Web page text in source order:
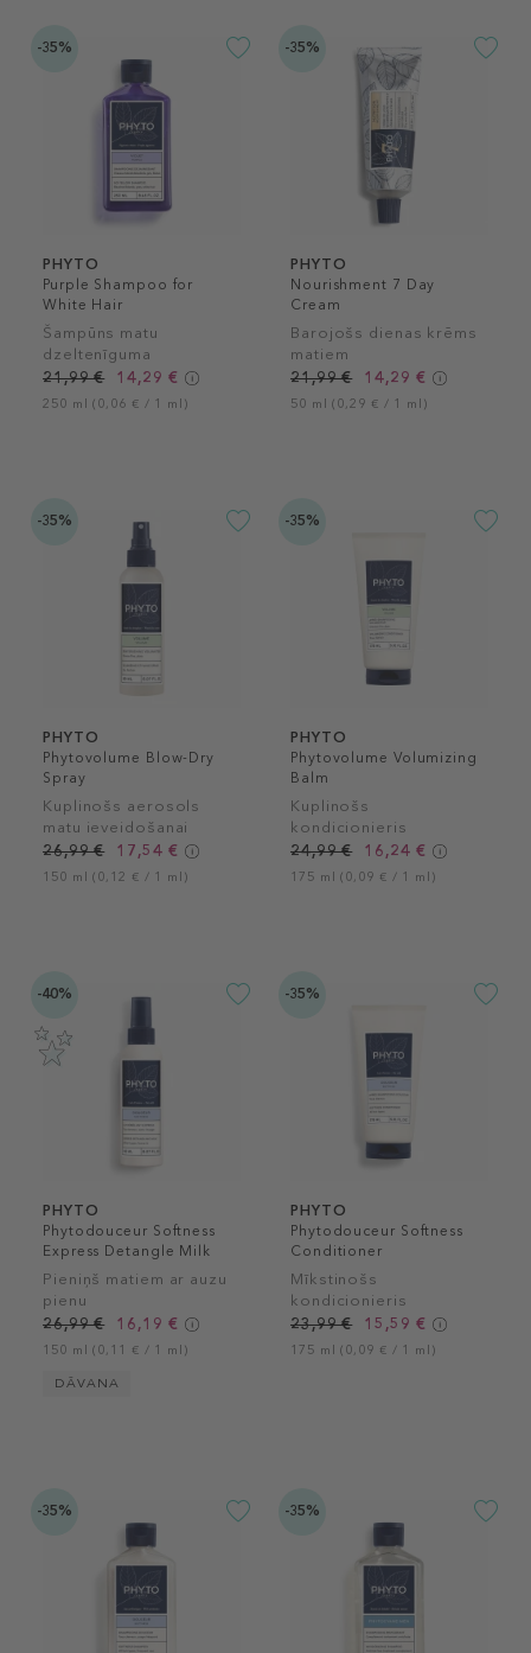
-35%
PHYTO
Purple Shampoo for
White Hair
Šampūns matu
dzeltenīguma
novēršanai
21,99 € 14,29 €
250 ml (0,06 € / 1 ml)
-35%
PHYTO
Nourishment 7 Day
Cream
Barojošs dienas krēms
matiem
21,99 €
14,29 €
50 ml (0,29 € / 1 ml)
-35%
PHYTO
Phytovolume Blow-Dry
Spray
Kuplinošs aerosols
matu ieveidošanai
26,99 €
17,54 €
150 ml (0,12 € / 1 ml)
-35%
PHYTO
Phytovolume Volumizing
Balm
Kuplinošs
kondicionieris
24,99 €
16,24 €
175 ml (0,09 € / 1 ml)
-40%
PHYTO
Phytodouceur Softness
Express Detangle Milk
Pieniņš matiem ar auzu
pienu
26,99 €
16,19 €
150 ml (0,11 € / 1 ml)
DĀVANA
-35%
PHYTO
Phytodouceur Softness
Conditioner
Mīkstinošs
kondicionieris
23,99 €
15,59 €
175 ml (0,09 € / 1 ml)
-35% -35%